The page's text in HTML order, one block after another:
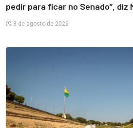
pedir para ficar no Senado”, diz
3 de agosto de 2026